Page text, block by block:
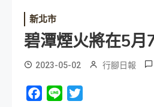
新北市
碧潭煙火將在5
2023-05-02 行腳日報
Facebook
Line